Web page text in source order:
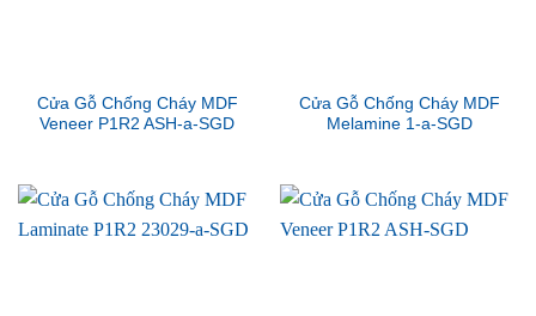
Cửa Gỗ Chống Cháy MDF
Veneer P1R2 ASH-a-SGD
Cửa Gỗ Chống Cháy MDF
Melamine 1-a-SGD